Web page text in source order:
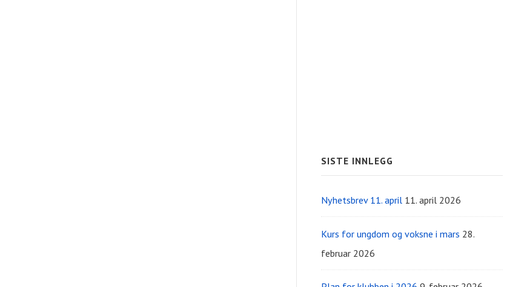
SISTE INNLEGG
Nyhetsbrev 11. april 11. april 2026
Kurs for ungdom og voksne i mars 28.
februar 2026